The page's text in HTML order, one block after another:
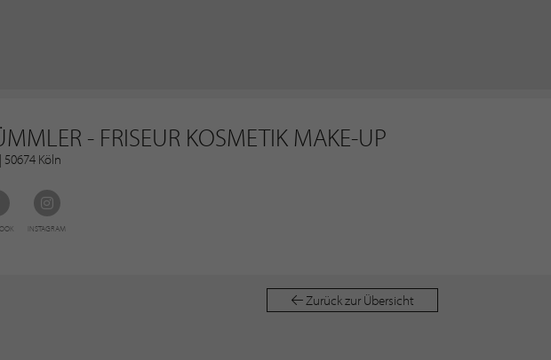
- FRISEUR KOSMETIK MAKE-UP
Köln
INSTAGRAM
Zurück zur Übersicht